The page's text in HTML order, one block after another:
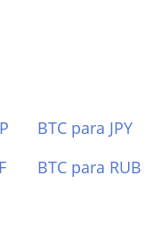
BTC para JPY
BTC para RUB